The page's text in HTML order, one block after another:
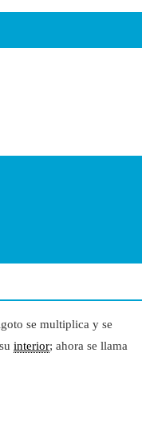
se multiplica y se
interior; ahora se llama